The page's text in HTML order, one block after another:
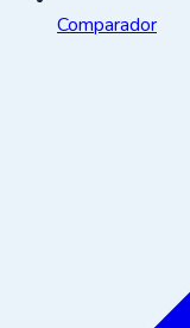
Comparador